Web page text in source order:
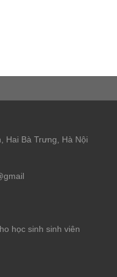
Hai Bà Trưng, Hà Nội
học sinh sinh viên